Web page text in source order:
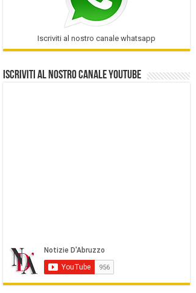
Iscriviti al nostro canale whatsapp
Iscriviti al nostro Canale Youtube